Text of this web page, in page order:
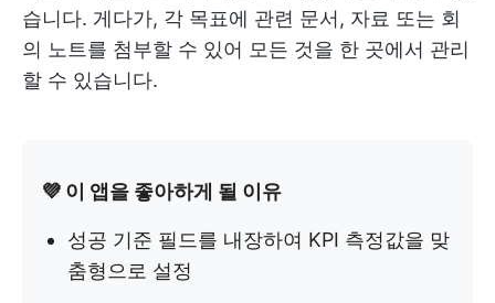
습니다. 게다가, 각 목표에 관련 문서, 자료 또는 회
의 노트를 첨부할 수 있어 모든 것을 한 곳에서 관리
할 수 있습니다.
💜 이 앱을 좋아하게 될 이유
성공 기준 필드를 내장하여 KPI 측정값을 맞
춤형으로 설정